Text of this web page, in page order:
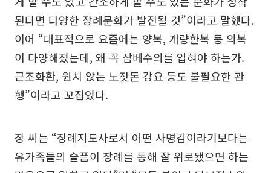
된다면 다양한 장례문화가 발전될 것”이라고 말했다.
이어 “대표적으로 요즘에는 양복, 개량한복 등 의복
이 다양해졌는데, 왜 꼭 삼베수의를 입혀야 하는가.
근조화환, 원치 않는 노잣돈 강요 등도 불필요한 관
행”이라고 꼬집었다.
장 씨는 “장례지도사로서 어떤 사명감이라기보다는
유가족들의 슬픔이 장례를 통해 잘 위로됐으면 하는